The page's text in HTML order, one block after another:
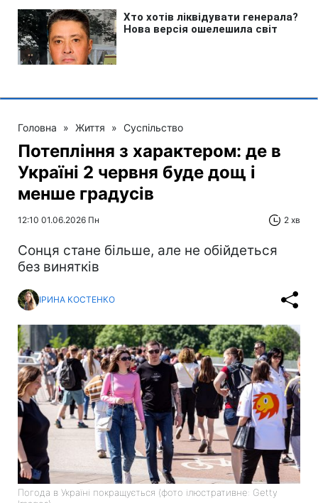
Головна » Життя » Суспільство
Потепління з характером: де в
Україні 2 червня буде дощ і
менше градусів
12:10 01.06.2026 Пн 2 хв
Сонця стане більше, але не обійдеться
без винятків
ІРИНА КОСТЕНКО
Погода в Україні покращується (фото ілюстративне: Getty